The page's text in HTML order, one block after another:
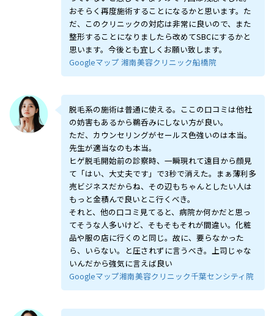
おそらく再度施術することになるかと思います。た
だ、このクリニックの対応は非常に良いので、また
整形することになりましたら改めてSBCにするかと
思います。今後とも宜しくお願い致します。
Googleマップ 湘南美容クリニック船橋院
脱毛系の施術は普通に使える。ここの口コミは他社
の妨害もあるから鵜呑みにしない方が良い。
ただ、カウンセリングがセールス色強いのは本当。
先生が適当なのも本当。
ヒゲ脱毛開始前の診察時、一瞬現れて遠目から顔見
て「はい、大丈夫です」で3秒で消えた。まぁ薄利多
売ビジネスだからね、その辺もちゃんとしたい人は
もっと金積んで良いとこ行くべき。
それと、他の口コミ見てると、病院か何かだと思っ
てそうな人多いけど、そもそもそれが間違い。化粧
品や服の店に行くのと同じ。故に、要らなかった
ら、いらない。と圧されずに言うべき。上司じゃな
いんだから強気に言えば良い
Googleマップ湘南美容クリニック千葉センシティ院